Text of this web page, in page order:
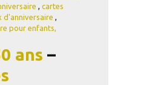
cartes
d'anniversaire
pour enfants,
ans –